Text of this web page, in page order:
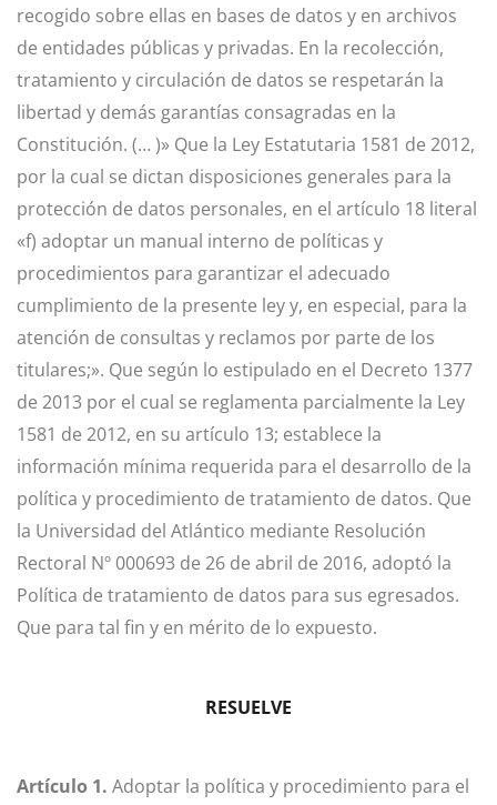
recogido sobre ellas en bases de datos y en archivos
de entidades públicas y privadas. En la recolección,
tratamiento y circulación de datos se respetarán la
libertad y demás garantías consagradas en la
Constitución. (… )» Que la Ley Estatutaria 1581 de 2012,
por la cual se dictan disposiciones generales para la
protección de datos personales, en el artículo 18 literal
«f) adoptar un manual interno de políticas y
procedimientos para garantizar el adecuado
cumplimiento de la presente ley y, en especial, para la
atención de consultas y reclamos por parte de los
titulares;». Que según lo estipulado en el Decreto 1377
de 2013 por el cual se reglamenta parcialmente la Ley
1581 de 2012, en su artículo 13; establece la
información mínima requerida para el desarrollo de la
política y procedimiento de tratamiento de datos. Que
la Universidad del Atlántico mediante Resolución
Rectoral Nº 000693 de 26 de abril de 2016, adoptó la
Política de tratamiento de datos para sus egresados.
Que para tal fin y en mérito de lo expuesto.
RESUELVE
Artículo 1. Adoptar la política y procedimiento para el